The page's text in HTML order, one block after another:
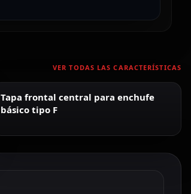
VER TODAS LAS CARACTERÍSTICAS
Tapa frontal central para enchufe
básico tipo F